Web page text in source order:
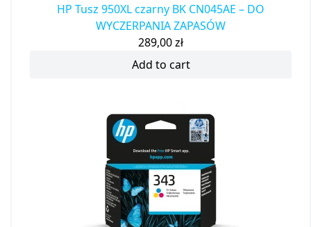
HP Tusz 950XL czarny BK CN045AE – DO
WYCZERPANIA ZAPASÓW
289,00zł
Add to cart